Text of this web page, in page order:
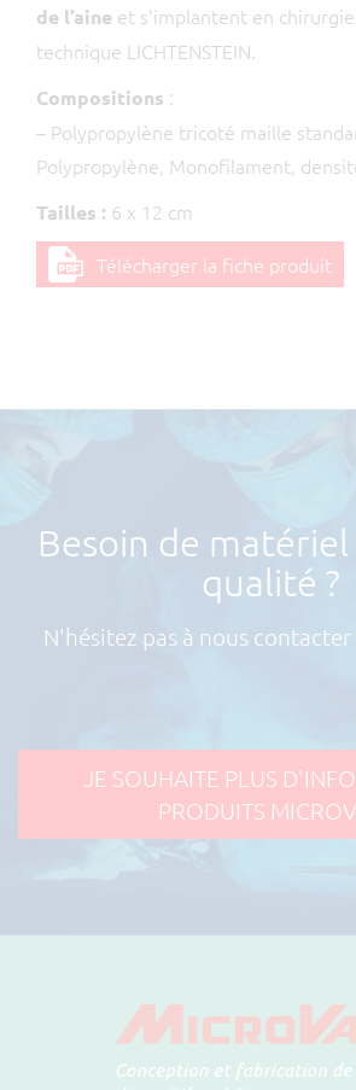
de l’aine et s’implantent en
technique LICHTENSTEIN.
Compositions :
– Polypropylène tricoté maille
Polypropylène, Monofilament,
Tailles : 6 x 12 cm
Télécharger la fiche produit
Besoin de
qualité ?
N'hésitez pas à nous
JE SOUHAITE PLUS
PRODUITS